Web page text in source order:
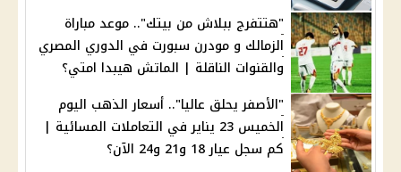
"هتتفرج ببلاش من بيتك".. موعد مباراة
الزمالك و مودرن سبورت في الدوري المصري
والقنوات الناقلة | الماتش هيبدا امتي؟
"الأصفر يحلق عاليا".. أسعار الذهب اليوم
الخميس 23 يناير في التعاملات المسائية |
كم سجل عيار 18 و21 و24 الآن؟